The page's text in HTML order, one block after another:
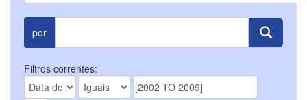
por
Filtros correntes: